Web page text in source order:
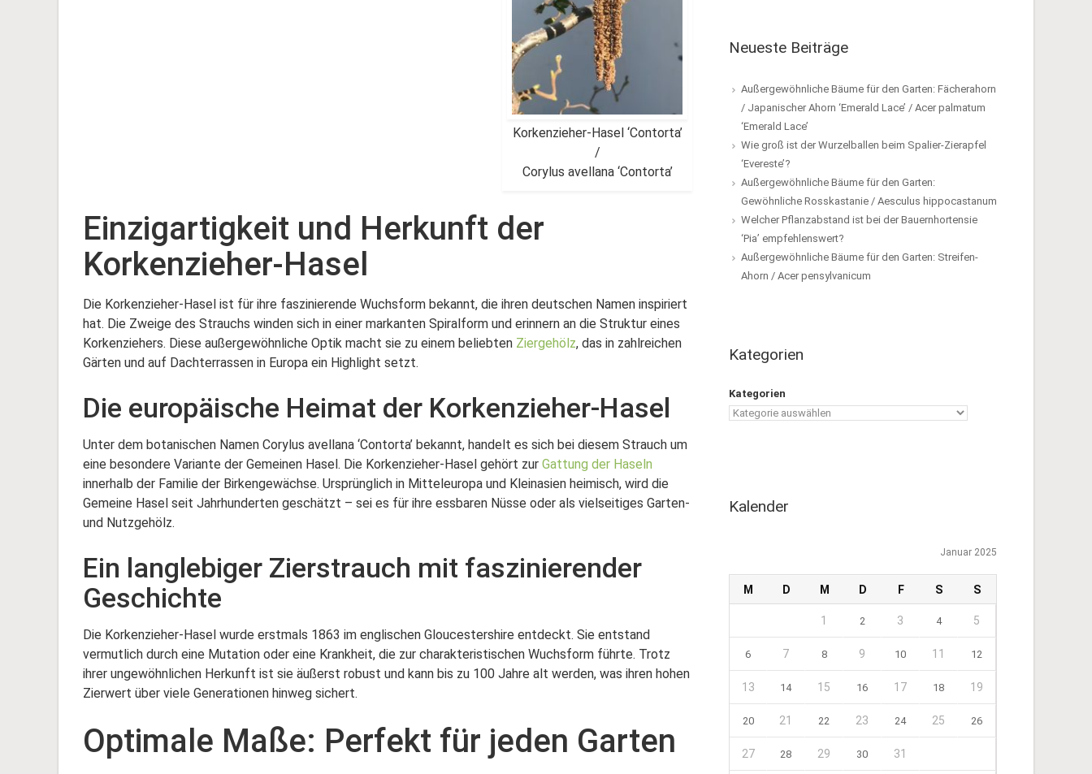
Korkenzieher-Hasel ‘Contorta’
/
Corylus avellana ‘Contorta’
Einzigartigkeit und Herkunft der
Korkenzieher-Hasel
Die Korkenzieher-Hasel ist für ihre faszinierende Wuchsform bekannt, die ihren deutschen Namen inspiriert
hat. Die Zweige des Strauchs winden sich in einer markanten Spiralform und erinnern an die Struktur eines
Korkenziehers. Diese außergewöhnliche Optik macht sie zu einem beliebten Ziergehölz, das in zahlreichen
Gärten und auf Dachterrassen in Europa ein Highlight setzt.
Die europäische Heimat der Korkenzieher-Hasel
Unter dem botanischen Namen Corylus avellana ‘Contorta’ bekannt, handelt es sich bei diesem Strauch um
eine besondere Variante der Gemeinen Hasel. Die Korkenzieher-Hasel gehört zur Gattung der Haseln
innerhalb der Familie der Birkengewächse. Ursprünglich in Mitteleuropa und Kleinasien heimisch, wird die
Gemeine Hasel seit Jahrhunderten geschätzt – sei es für ihre essbaren Nüsse oder als vielseitiges Garten-
und Nutzgehölz.
Ein langlebiger Zierstrauch mit faszinierender
Geschichte
Die Korkenzieher-Hasel wurde erstmals 1863 im englischen Gloucestershire entdeckt. Sie entstand
vermutlich durch eine Mutation oder eine Krankheit, die zur charakteristischen Wuchsform führte. Trotz
ihrer ungewöhnlichen Herkunft ist sie äußerst robust und kann bis zu 100 Jahre alt werden, was ihren hohen
Zierwert über viele Generationen hinweg sichert.
Optimale Maße: Perfekt für jeden Garten
Neueste Beiträge
Außergewöhnliche Bäume für den Garten: Fächerahorn
/ Japanischer Ahorn ‘Emerald Lace’ / Acer palmatum
‘Emerald Lace’
Wie groß ist der Wurzelballen beim Spalier-Zierapfel
‘Evereste’?
Außergewöhnliche Bäume für den Garten:
Gewöhnliche Rosskastanie / Aesculus hippocastanum
Welcher Pflanzabstand ist bei der Bauernhortensie
‘Pia’ empfehlenswert?
Außergewöhnliche Bäume für den Garten: Streifen-
Ahorn / Acer pensylvanicum
Kategorien
Kategorien
Kalender
Januar 2025
M D M D F S S
1 2 3 4 5
6 7 8 9 10 11 12
13 14 15 16 17 18 19
20 21 22 23 24 25 26
27 28 29 30 31